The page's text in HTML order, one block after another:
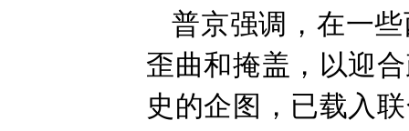
普京强调，在一
歪曲和掩盖，以迎
史的企图，已载入